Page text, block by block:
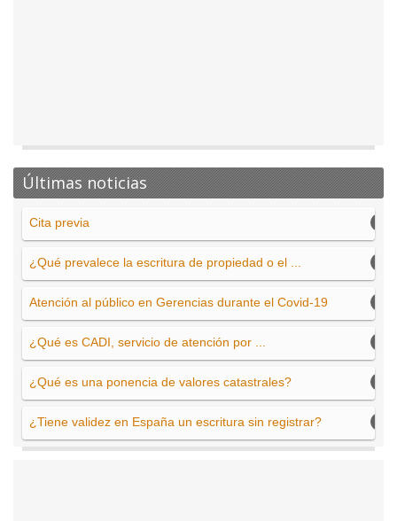
Últimas noticias
Cita previa
¿Qué prevalece la escritura de propiedad o el ...
Atención al público en Gerencias durante el Covid-19
¿Qué es CADI, servicio de atención por ...
¿Qué es una ponencia de valores catastrales?
¿Tiene validez en España un escritura sin registrar?